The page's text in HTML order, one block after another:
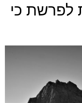
לפרשת כי